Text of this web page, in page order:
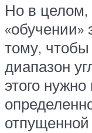
Но в целом,
«обучении»
тому,
диапазон
этого
отпущенной